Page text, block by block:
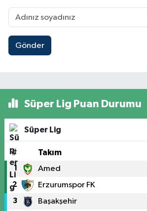
Gönder
Süper Lig Puan Durumu
Süper Lig
# Takım
1 Amed
2 Erzurumspor FK
3 Başakşehir